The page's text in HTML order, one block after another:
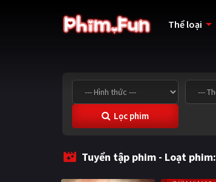
Thể loại
Lọc phim
Tuyển tập phim - Loạt phim: